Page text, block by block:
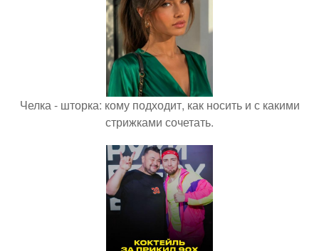
Челка - шторка: кому подходит, как носить и с какими
стрижками сочетать.